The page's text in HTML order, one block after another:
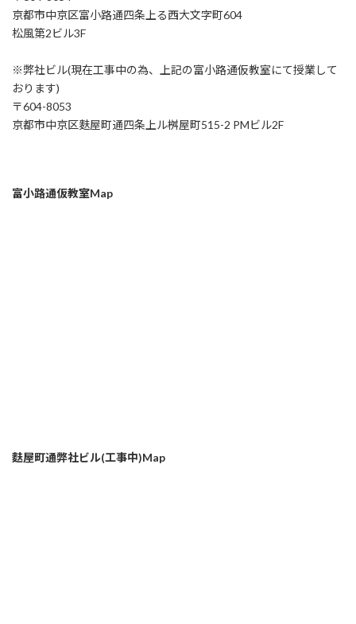
京都市中京区富小路通四条上る西大文字町604
松風第2ビル3F
※弊社ビル(現在工事中の為、上記の富小路通仮教室にて授業して
おります)
〒604-8053
京都市中京区麩屋町通四条上ル桝屋町515-2 PMビル2F
富小路通仮教室Map
麩屋町通弊社ビル(工事中)Map